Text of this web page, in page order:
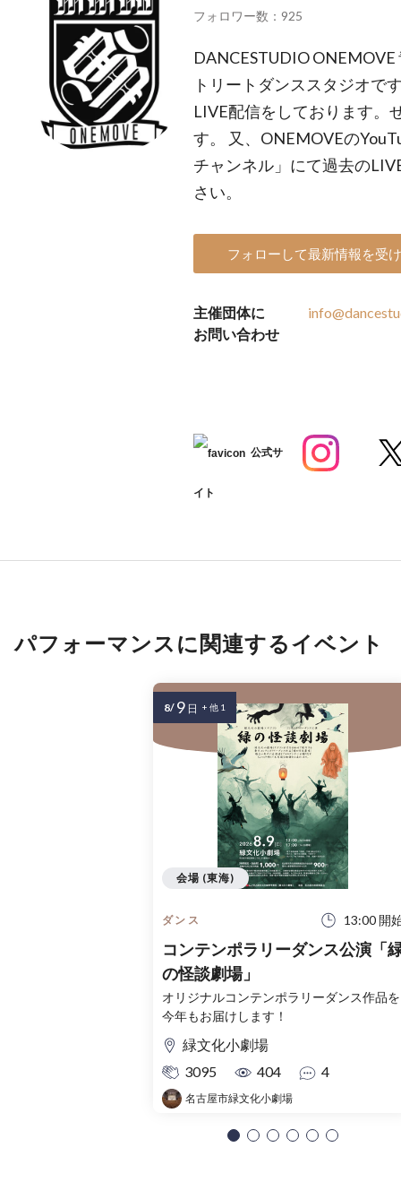
フォロワー数：925
DANCESTUDIO
トリートダンススタジオで
LIVE配信をしております。
す。 又、ONEMOVEの
チャンネル」にて過去の
さい。
フォローして最新情報を受
主催団体に
お問い合わせ
公式サ
イト
パフォーマンスに関連するイベント
ダンス 13:00 開
コンテンポラリーダンス公演「
の怪談劇場」
オリジナルコンテンポラリーダンス作品を
今年もお届けします！
緑文化小劇場
3095
404 4
名古屋市緑文化小劇場
会場 (東海)
8/ 9 日 + 他 1